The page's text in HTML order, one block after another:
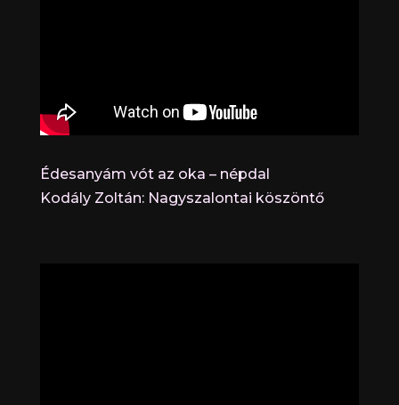
Édesanyám vót az oka – népdal
Kodály Zoltán: Nagyszalontai köszöntő